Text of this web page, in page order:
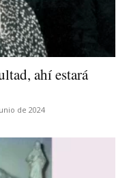
ahí estará
de 2024